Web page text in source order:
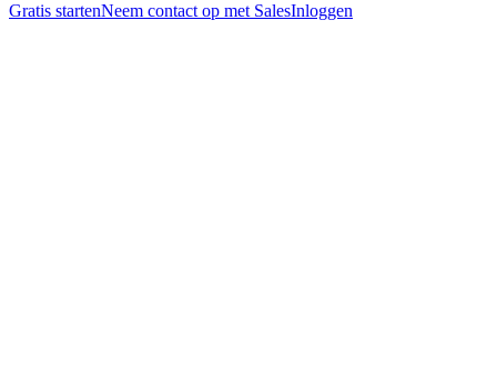
Gratis startenNeem contact op met SalesInloggen